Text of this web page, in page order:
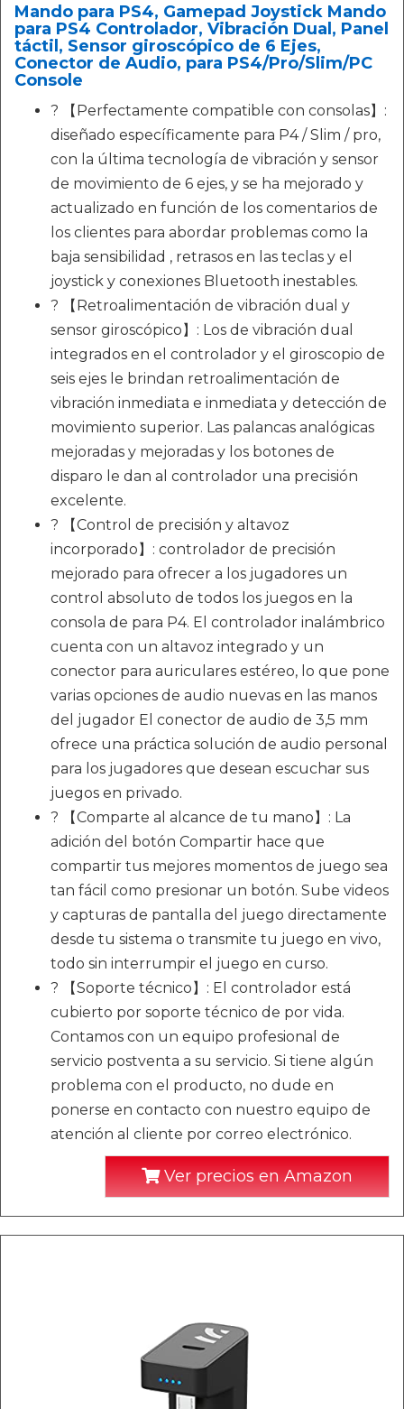
Mando para PS4, Gamepad Joystick Mando
para PS4 Controlador, Vibración Dual, Panel
táctil, Sensor giroscópico de 6 Ejes,
Conector de Audio, para PS4/Pro/Slim/PC
Console
? 【Perfectamente compatible con consolas】:
diseñado específicamente para P4 / Slim / pro,
con la última tecnología de vibración y sensor
de movimiento de 6 ejes, y se ha mejorado y
actualizado en función de los comentarios de
los clientes para abordar problemas como la
baja sensibilidad , retrasos en las teclas y el
joystick y conexiones Bluetooth inestables.
? 【Retroalimentación de vibración dual y
sensor giroscópico】: Los de vibración dual
integrados en el controlador y el giroscopio de
seis ejes le brindan retroalimentación de
vibración inmediata e inmediata y detección de
movimiento superior. Las palancas analógicas
mejoradas y mejoradas y los botones de
disparo le dan al controlador una precisión
excelente.
? 【Control de precisión y altavoz
incorporado】: controlador de precisión
mejorado para ofrecer a los jugadores un
control absoluto de todos los juegos en la
consola de para P4. El controlador inalámbrico
cuenta con un altavoz integrado y un
conector para auriculares estéreo, lo que pone
varias opciones de audio nuevas en las manos
del jugador El conector de audio de 3,5 mm
ofrece una práctica solución de audio personal
para los jugadores que desean escuchar sus
juegos en privado.
? 【Comparte al alcance de tu mano】: La
adición del botón Compartir hace que
compartir tus mejores momentos de juego sea
tan fácil como presionar un botón. Sube videos
y capturas de pantalla del juego directamente
desde tu sistema o transmite tu juego en vivo,
todo sin interrumpir el juego en curso.
? 【Soporte técnico】: El controlador está
cubierto por soporte técnico de por vida.
Contamos con un equipo profesional de
servicio postventa a su servicio. Si tiene algún
problema con el producto, no dude en
ponerse en contacto con nuestro equipo de
atención al cliente por correo electrónico.
Ver precios en Amazon